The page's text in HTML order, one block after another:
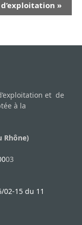
d’exploitation »
et de
à la
Rhône)
03
15 du 11